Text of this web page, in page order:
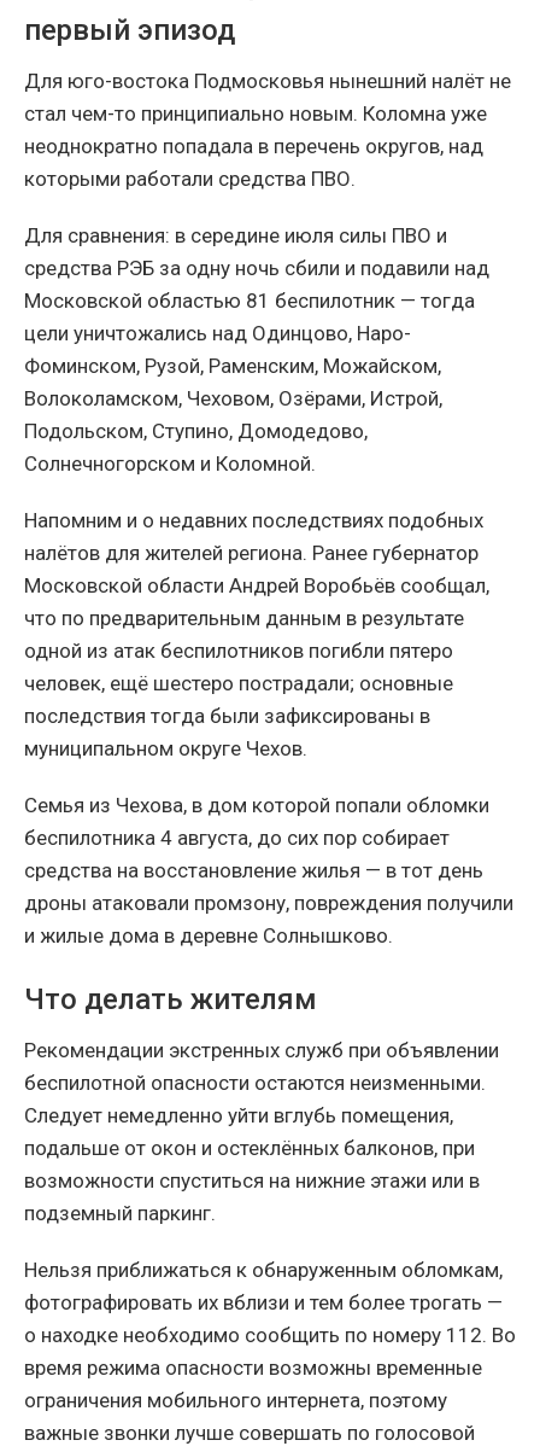
первый эпизод
Для юго-востока Подмосковья нынешний налёт не
стал чем-то принципиально новым. Коломна уже
неоднократно попадала в перечень округов, над
которыми работали средства ПВО.
Для сравнения: в середине июля силы ПВО и
средства РЭБ за одну ночь сбили и подавили над
Московской областью 81 беспилотник — тогда
цели уничтожались над Одинцово, Наро-
Фоминском, Рузой, Раменским, Можайском,
Волоколамском, Чеховом, Озёрами, Истрой,
Подольском, Ступино, Домодедово,
Солнечногорском и Коломной.
Напомним и о недавних последствиях подобных
налётов для жителей региона. Ранее губернатор
Московской области Андрей Воробьёв сообщал,
что по предварительным данным в результате
одной из атак беспилотников погибли пятеро
человек, ещё шестеро пострадали; основные
последствия тогда были зафиксированы в
муниципальном округе Чехов.
Семья из Чехова, в дом которой попали обломки
беспилотника 4 августа, до сих пор собирает
средства на восстановление жилья — в тот день
дроны атаковали промзону, повреждения получили
и жилые дома в деревне Солнышково.
Что делать жителям
Рекомендации экстренных служб при объявлении
беспилотной опасности остаются неизменными.
Следует немедленно уйти вглубь помещения,
подальше от окон и остеклённых балконов, при
возможности спуститься на нижние этажи или в
подземный паркинг.
Нельзя приближаться к обнаруженным обломкам,
фотографировать их вблизи и тем более трогать —
о находке необходимо сообщить по номеру 112. Во
время режима опасности возможны временные
ограничения мобильного интернета, поэтому
важные звонки лучше совершать по голосовой